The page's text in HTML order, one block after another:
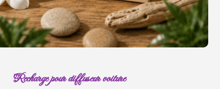
Recharge pour diffuseur voiture